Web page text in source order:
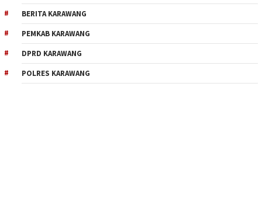
BERITA KARAWANG
PEMKAB KARAWANG
DPRD KARAWANG
POLRES KARAWANG